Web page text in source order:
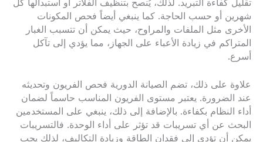
تقليل كفاءة التبريد. لذلك، يُنصح بتنظيف الفلاتر أو استبدالها كل
شهرين أو حسب الحاجة. كما ينبغي أيضاً فحص المكونات
الأخرى مثل الملفات والمراوح، حيث يمكن أن تتسبب الغبار
المتراكم في زيادة الأعباء على الجهاز، مما يؤدي إلى تآكل
أسرع.
علاوة على ذلك، تضم الصيانة الدورية فحص الفريون وتحديثه
عند الضرورة. يعتبر مستوى الفريون المناسب حاسماً لضمان
أداء النظام بكفاءة. بالإضافة إلى ذلك، ينبغي على المستخدمين
البحث عن أي تسريبات قد تؤثر على أداء الوحدة. فالتسريبات
يمكن أن تؤدي إلى فقدان الطاقة وزيادة التكاليف، لذلك يجب